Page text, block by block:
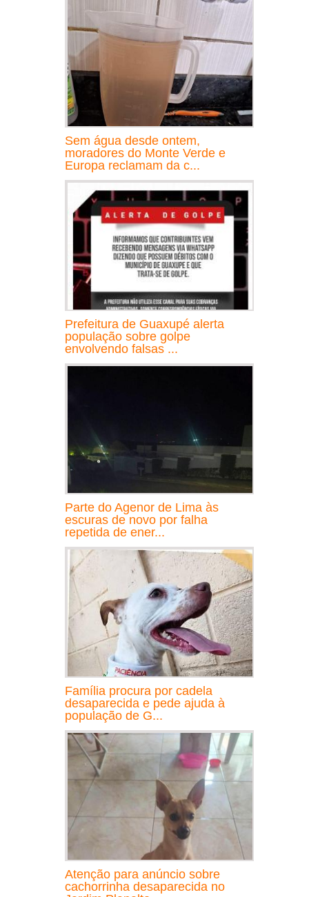
Sem água desde ontem,
moradores do Monte Verde e
Europa reclamam da c...
Prefeitura de Guaxupé alerta
população sobre golpe
envolvendo falsas ...
Parte do Agenor de Lima às
escuras de novo por falha
repetida de ener...
Família procura por cadela
desaparecida e pede ajuda à
população de G...
Atenção para anúncio sobre
cachorrinha desaparecida no